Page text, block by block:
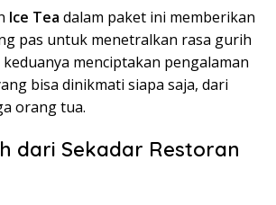
Ice Tea dalam paket ini memberikan
pas untuk menetralkan rasa gurih
menciptakan pengalaman
bisa dinikmati siapa saja, dari
orang tua.
dari Sekadar Restoran